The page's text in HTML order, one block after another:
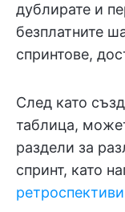
дублирате и
безплатните
спринтове,
След като
таблица,
раздели за
спринт, като